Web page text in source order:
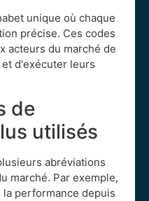
unique où chaque
précise. Ces codes
acteurs du marché de
d'exécuter leurs
de
utilisés
abréviations
marché. Par exemple,
performance depuis